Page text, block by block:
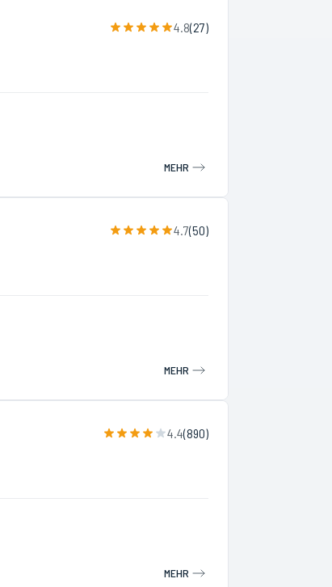
4.8(27)
MEHR
4.7(50)
MEHR
4.4(890)
MEHR